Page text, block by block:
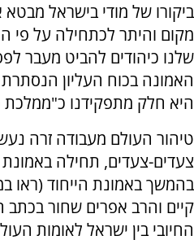
ביקורו של מודי בישראל
מקום והיתר לכתחילה על פי
שלנו כיהודים להביט מעבר
האמונה בכוח העליון
היא חלק מתפקידנו כ"ממלכת
טיהור העולם מעבודה זרה
צעדים-צעדים, תחילה
בהמשך באמונת הייחוד (ראו
קיים והרב אפרים שחור
החיובי בין ישראל לאומות